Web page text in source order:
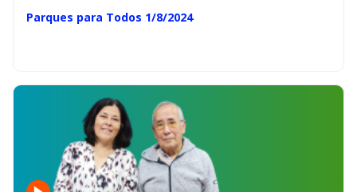
Parques para Todos 1/8/2024